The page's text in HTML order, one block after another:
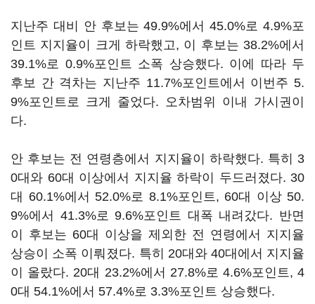
지난주 대비 안 후보는 49.9%에서 45.0%로 4.9%포
인트 지지율이 크게 하락했고, 이 후보는 38.2%에서
39.1%로 0.9%포인트 소폭 상승했다. 이에 따라 두
후보 간 격차는 지난주 11.7%포인트에서 이번주 5.
9%포인트로 크게 줄었다. 오차범위 이내 가시권이
다.
안 후보는 전 연령층에서 지지율이 하락했다. 특히 3
0대와 60대 이상에서 지지율 하락이 두드러졌다. 30
대 60.1%에서 52.0%로 8.1%포인트, 60대 이상 50.
9%에서 41.3%로 9.6%포인트 대폭 내려갔다. 반면
이 후보는 60대 이상을 제외한 전 연령에서 지지율
상승이 소폭 이뤄졌다. 특히 20대와 40대에서 지지율
이 올랐다. 20대 23.2%에서 27.8%로 4.6%포인트, 4
0대 54.1%에서 57.4%로 3.3%포인트 상승했다.